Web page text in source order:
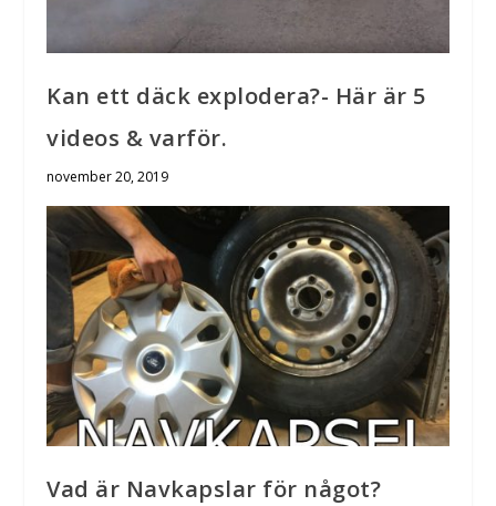
Kan ett däck explodera?- Här är 5
videos & varför.
november 20, 2019
Vad är Navkapslar för något?